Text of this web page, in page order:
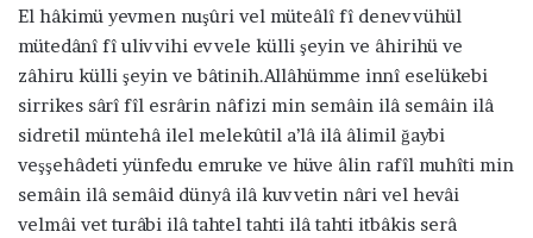
El hâkimü yevmen nuşûri vel müteâlî fî denevvühül
mütedânî fî ulivvihi evvele külli şeyin ve âhirihü ve
zâhiru külli şeyin ve bâtinih.Allâhümme innî eselükebi
sirrikes sârî fîl esrârin nâfizi min semâin ilâ semâin ilâ
sidretil müntehâ ilel melekûtil a’lâ ilâ âlimil ğaybi
veşşehâdeti yünfedu emruke ve hüve âlin rafîl muhîti min
semâin ilâ semâid dünyâ ilâ kuvvetin nâri vel hevâi
velmâi vet turâbi ilâ tahtel tahti ilâ tahti itbâkis serâ